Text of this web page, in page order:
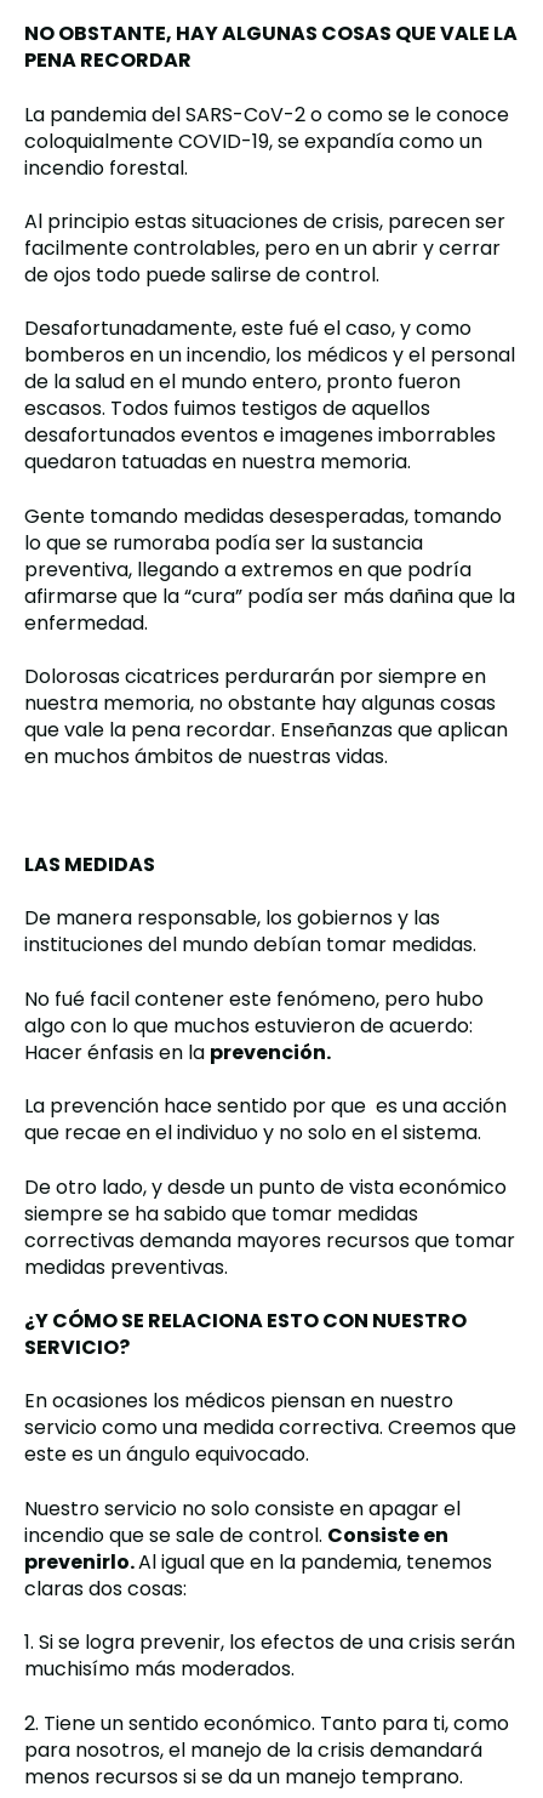
NO OBSTANTE, HAY ALGUNAS COSAS QUE VALE LA
PENA RECORDAR
La pandemia delSARS-CoV-2 o como se le conoce
coloquialmente COVID-19, se expandía como un
incendio forestal.
Al principio estas situaciones de crisis, parecen ser
facilmente controlables, pero en un abrir y cerrar
de ojos todo puede salirse de control.
Desafortunadamente, este fué el caso, ycomo
bomberos en un incendio, los médicos y el personal
de la salud en el mundo entero, pronto fueron
escasos. Todos fuimos testigos de aquellos
desafortunados eventos e imagenes imborrables
quedaron tatuadas en nuestra memoria.
Gente tomando medidas desesperadas, tomando
lo que se rumoraba podía ser la sustancia
preventiva, llegando a extremos en que podría
afirmarse que la “cura” podía ser más dañina que la
enfermedad.
Dolorosas cicatrices perdurarán por siempre en
nuestra memoria, no obstante hay algunas cosas
que vale la pena recordar. Enseñanzas que aplican
en muchos ámbitos de nuestras vidas.
LAS MEDIDAS
De manera responsable, los gobiernos y las
instituciones del mundo debían tomar medidas.
No fué facil contener este fenómeno, pero hubo
algo con lo que muchos estuvieron de acuerdo:
Hacer énfasis en la prevención.
La prevención hace sentido por que es una acción
que recae en el individuo y no solo en el sistema.
De otro lado, y desde un punto de vista económico
siempre se ha sabido que tomar medidas
correctivas demanda mayores recursos que tomar
medidas preventivas.
¿Y CÓMO SE RELACIONA ESTO CON NUESTRO
SERVICIO?
En ocasiones los médicos piensan en nuestro
servicio como una medida correctiva. Creemos que
este es un ángulo equivocado.
Nuestro servicio no solo consiste en apagar el
incendio que se sale de control. Consiste en
prevenirlo.Al igual que en la pandemia, tenemos
claras dos cosas:
1. Si se logra prevenir, los efectos de una crisis serán
muchisímo más moderados.
2. Tiene un sentido económico. Tanto para ti, como
para nosotros, el manejo de la crisis demandará
menos recursos si se da un manejo temprano.